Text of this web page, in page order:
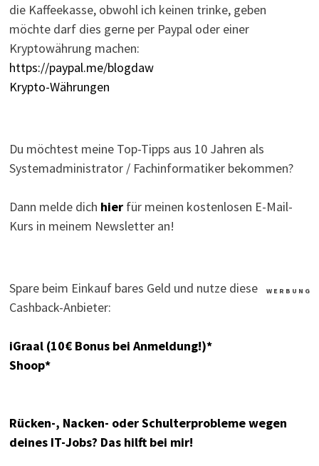
die Kaffeekasse, obwohl ich keinen trinke, geben
möchte darf dies gerne per Paypal oder einer
Kryptowährung machen:
https://paypal.me/blogdaw
Krypto-Währungen
Du möchtest meine Top-Tipps aus 10 Jahren als
Systemadministrator / Fachinformatiker bekommen?
Dann melde dich hierfür meinen kostenlosen E-Mail-
Kurs in meinem Newsletter an!
W E R B U N G
Spare beim Einkauf bares Geld und nutze diese
Cashback-Anbieter:
iGraal (10€ Bonus bei Anmeldung!)*
Shoop*
Rücken-, Nacken- oder Schulterprobleme wegen
deines IT-Jobs? Das hilft bei mir!